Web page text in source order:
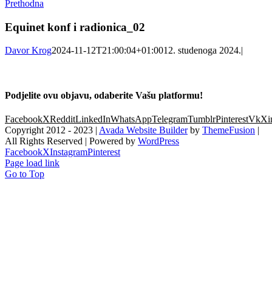
Prethodna
Equinet konf i radionica_02
Davor Krog2024-11-12T21:00:04+01:0012. studenoga 2024.|
Podjelite ovu objavu, odaberite Vašu platformu!
FacebookXRedditLinkedInWhatsAppTelegramTumblrPinterestVk
Copyright 2012 - 2023 | Avada Website Builderby ThemeFusion |
All Rights Reserved | Powered by WordPress
FacebookXInstagramPinterest
Page load link
Go to Top